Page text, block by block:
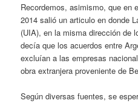
Recordemos, asimismo, que en
2014 salió un articulo en donde
(UIA), en la misma dirección de
decía que los acuerdos entre
excluían a las empresas
obra extranjera proveniente de
Según diversas fuentes, se